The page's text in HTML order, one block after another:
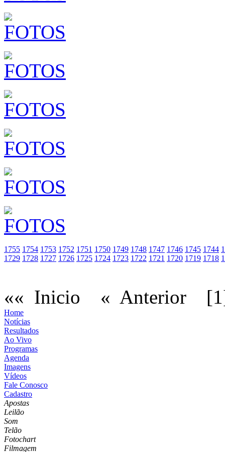
1755 1754 1753 1752 1751 1750 1749 1748 1747 1746 1745 1744
1729 1728 1727 1726 1725 1724 1723 1722 1721 1720 1719 1718
«« Inicio « Anterior
Home
Notícias
Resultados
Ao Vivo
Programas
Agenda
Imagens
Vídeos
Fale Conosco
Cadastro
Apostas
Leilão
Som
Telão
Fotochart
Filmagem